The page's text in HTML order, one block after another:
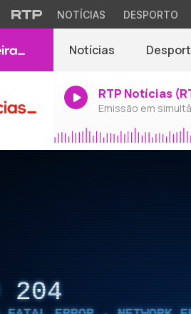
NOTÍCIAS DESPORTO
Notícias
RTP Notícias
Emissão em
204